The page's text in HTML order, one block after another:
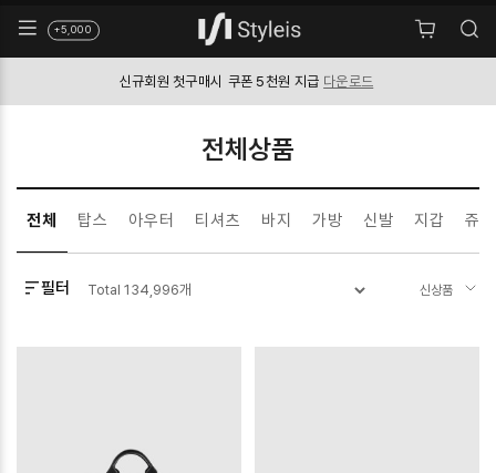
+5,000
신규회원 첫구매시 쿠폰 5천원 지급 다운로드
전체상품
전체 탑스 아우터 티셔츠 바지 가방 신발 지갑 쥬
필터 Total 134,996개